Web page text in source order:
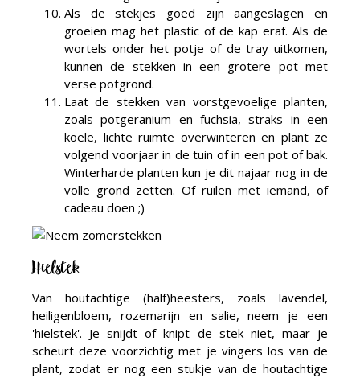
Als de stekjes goed zijn aangeslagen en
groeien mag het plastic of de kap eraf. Als de
wortels onder het potje of de tray uitkomen,
kunnen de stekken in een grotere pot met
verse potgrond.
Laat de stekken van vorstgevoelige planten,
zoals potgeranium en fuchsia, straks in een
koele, lichte ruimte overwinteren en plant ze
volgend voorjaar in de tuin of in een pot of bak.
Winterharde planten kun je dit najaar nog in de
volle grond zetten. Of ruilen met iemand, of
cadeau doen ;)
Hielstek
Van houtachtige (half)heesters, zoals lavendel,
heiligenbloem, rozemarijn en salie, neem je een
'hielstek'. Je snijdt of knipt de stek niet, maar je
scheurt deze voorzichtig met je vingers los van de
plant, zodat er nog een stukje van de houtachtige